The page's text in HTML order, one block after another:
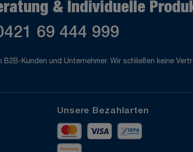
& Individuelle
69 444 999
Kunden und Unternehmer. Wir schließen keine
Unsere Bezahlarten
MastercardVisa Vorkasse
Rechnung